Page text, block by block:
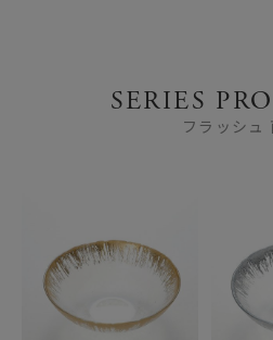
SERIES
フラッシュ